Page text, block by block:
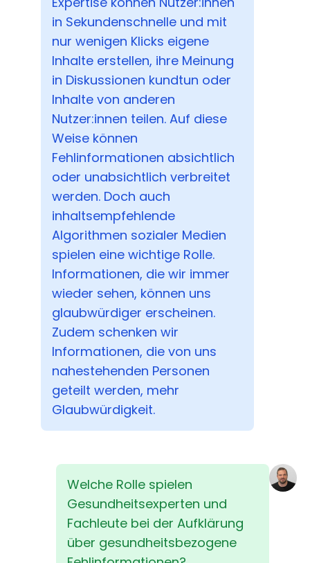
in Sekundenschnelle und mit
nur wenigen Klicks eigene
Inhalte erstellen, ihre Meinung
in Diskussionen kundtun oder
Inhalte von anderen
Nutzer:innen teilen. Auf diese
Weise können
Fehlinformationen absichtlich
oder unabsichtlich verbreitet
werden. Doch auch
inhaltsempfehlende
Algorithmen sozialer Medien
spielen eine wichtige Rolle.
Informationen, die wir immer
wieder sehen, können uns
glaubwürdiger erscheinen.
Zudem schenken wir
Informationen, die von uns
nahestehenden Personen
geteilt werden, mehr
Glaubwürdigkeit.
Welche Rolle spielen
Gesundheitsexperten und
Fachleute bei der Aufklärung
über gesundheitsbezogene